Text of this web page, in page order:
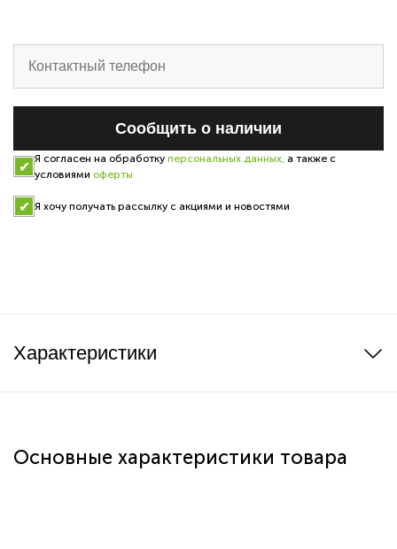
Cообщить о наличии
Я согласен на обработку персональных данных, а также с
условиями оферты
Я хочу получать рассылку с акциями и новостями
Характеристики
Основные характеристики товара